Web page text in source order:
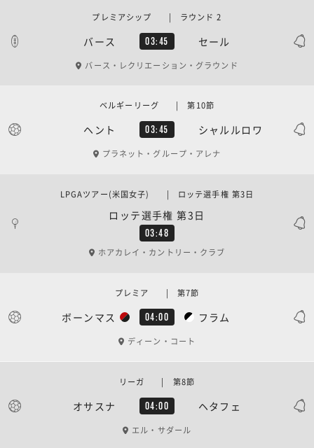
バース 03:45 セール
プレミアシップ | ラウンド 2
バース・レクリエーション・グラウンド
ヘント 03:45 シャルルロワ
ベルギーリーグ | 第10節
プラネット・グループ・アレナ
03:48
ロッテ選手権 第3日
LPGAツアー(米国女子) | ロッテ選手権 第3日
ホアカレイ・カントリー・クラブ
ボーンマス 04:00 フラム
プレミア | 第7節
ディーン・コート
オサスナ 04:00 ヘタフェ
リーガ | 第8節
エル・サダール